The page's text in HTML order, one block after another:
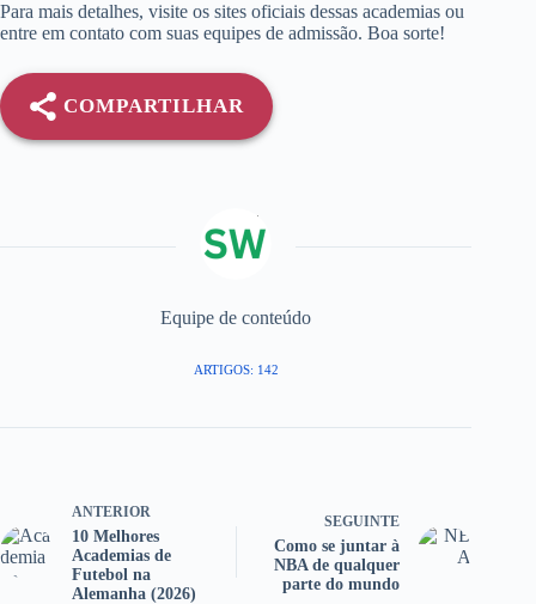
Para mais detalhes, visite os sites oficiais dessas academias ou
entre em contato com suas equipes de admissão. Boa sorte!
COMPARTILHAR
Equipe de conteúdo
ARTIGOS: 142
ANTERIOR
10 Melhores
Academias de
Futebol na
Alemanha (2026)
SEGUINTE
Como se juntar à
NBA de qualquer
parte do mundo